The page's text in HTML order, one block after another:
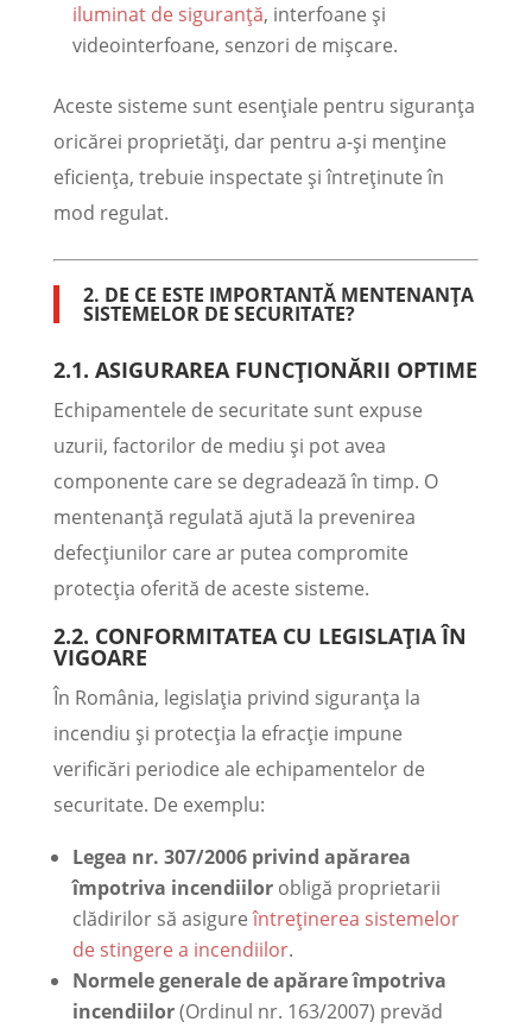
iluminat de siguranță, interfoane și
videointerfoane, senzori de mișcare.
Aceste sisteme sunt esențiale pentru siguranța
oricărei proprietăți, dar pentru a-și menține
eficiența, trebuie inspectate și întreținute în
mod regulat.
2. DE CE ESTE IMPORTANTĂ MENTENANȚA
SISTEMELOR DE SECURITATE?
2.1. ASIGURAREA FUNCȚIONĂRII OPTIME
Echipamentele de securitate sunt expuse
uzurii, factorilor de mediu și pot avea
componente care se degradează în timp. O
mentenanță regulată ajută la prevenirea
defecțiunilor care ar putea compromite
protecția oferită de aceste sisteme.
2.2. CONFORMITATEA CU LEGISLAȚIA ÎN
VIGOARE
În România, legislația privind siguranța la
incendiu și protecția la efracție impune
verificări periodice ale echipamentelor de
securitate. De exemplu:
Legea nr. 307/2006 privind apărarea
împotriva incendiilorobligă proprietarii
clădirilor să asigureîntreținerea sistemelor
de stingere a incendiilor.
Normele generale de apărare împotriva
incendiilor(Ordinul nr. 163/2007) prevăd